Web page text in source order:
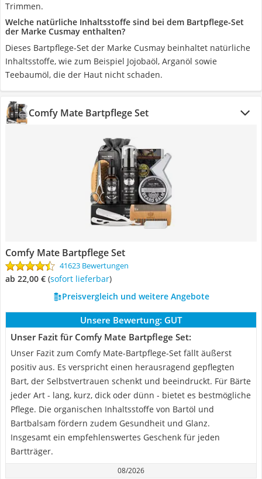
Trimmen.
Welche natürliche Inhaltsstoffe sind bei dem Bartpflege-Set
der Marke Cusmay enthalten?
Dieses Bartpflege-Set der Marke Cusmay beinhaltet natürliche
Inhaltsstoffe, wie zum Beispiel Jojobaöl, Arganöl sowie
Teebaumöl, die der Haut nicht schaden.
Comfy Mate Bartpflege Set
Comfy Mate Bartpflege Set
41623 Bewertungen
ab 22,00 € ( Sofort lieferbar)
Preisvergleich und weitere Angebote
Unsere Bewertung: GUT
Unser Fazit für Comfy Mate Bartpflege Set:
Unser Fazit zum Comfy Mate-Bartpflege-Set fällt äußerst
positiv aus. Es verspricht einen herausragend gepflegten
Bart, der Selbstvertrauen schenkt und beeindruckt. Für Bärte
jeder Art - lang, kurz, dick oder dünn - bietet es bestmögliche
Pflege. Die organischen Inhaltsstoffe von Bartöl und
Bartbalsam fördern zudem Gesundheit und Glanz.
Insgesamt ein empfehlenswertes Geschenk für jeden
Bartträger.
08/2026